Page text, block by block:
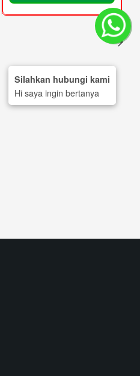
Silahkan hubungi kami
Hi saya ingin bertanya